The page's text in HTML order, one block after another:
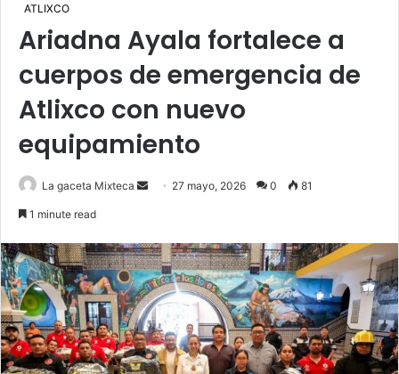
ATLIXCO
Ariadna Ayala fortalece a
cuerpos de emergencia de
Atlixco con nuevo
equipamiento
La gaceta Mixteca
Send 27 mayo, 2026 0 81
1 minute read